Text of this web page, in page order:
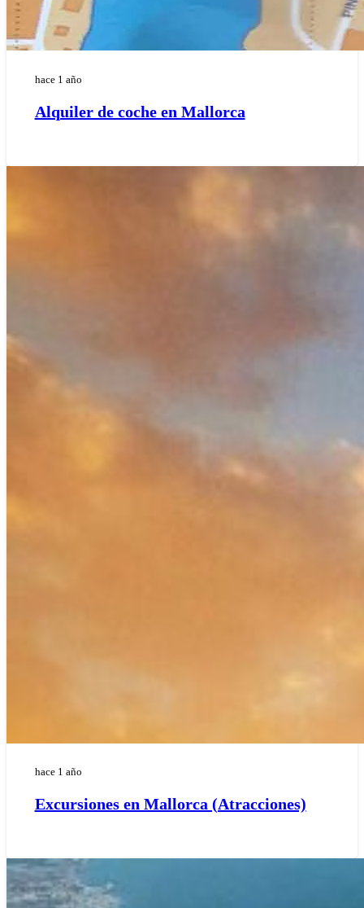
hace 1 año
Alquiler de coche en Mallorca
hace 1 año
Excursiones en Mallorca (Atracciones)